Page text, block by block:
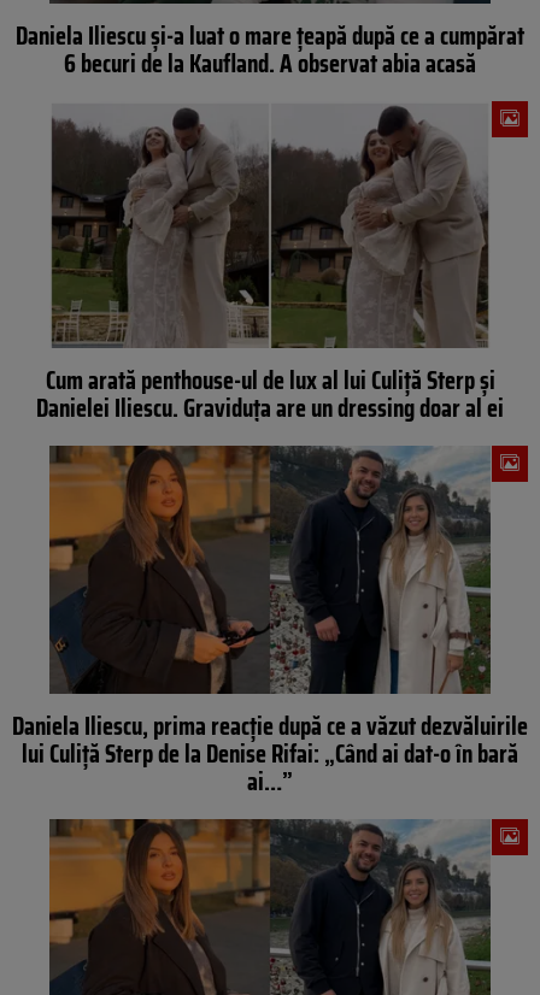
Daniela Iliescu și-a luat o mare țeapă după ce a cumpărat
6 becuri de la Kaufland. A observat abia acasă
Cum arată penthouse-ul de lux al lui Culiță Sterp și
Danielei Iliescu. Graviduța are un dressing doar al ei
Daniela Iliescu, prima reacție după ce a văzut dezvăluirile
lui Culiță Sterp de la Denise Rifai: „Când ai dat-o în bară
ai…”